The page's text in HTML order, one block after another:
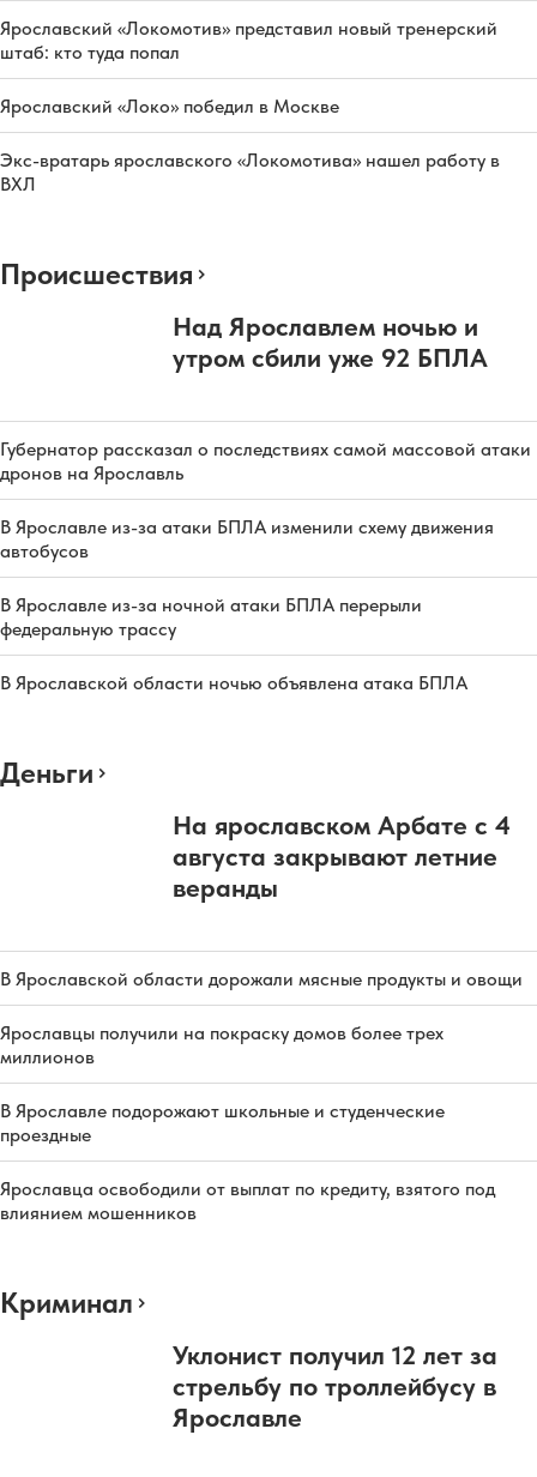
Ярославский «Локомотив» представил новый тренерский
штаб: кто туда попал
Ярославский «Локо» победил в Москве
Экс-вратарь ярославского «Локомотива» нашел работу в
ВХЛ
Происшествия
Над Ярославлем ночью и
утром сбили уже 92 БПЛА
Губернатор рассказал о последствиях самой массовой атаки
дронов на Ярославль
В Ярославле из-за атаки БПЛА изменили схему движения
автобусов
В Ярославле из-за ночной атаки БПЛА перерыли
федеральную трассу
В Ярославской области ночью объявлена атака БПЛА
Деньги
На ярославском Арбате с 4
августа закрывают летние
веранды
В Ярославской области дорожали мясные продукты и овощи
Ярославцы получили на покраску домов более трех
миллионов
В Ярославле подорожают школьные и студенческие
проездные
Ярославца освободили от выплат по кредиту, взятого под
влиянием мошенников
Криминал
Уклонист получил 12 лет за
стрельбу по троллейбусу в
Ярославле